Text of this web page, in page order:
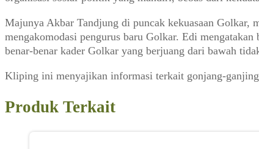
Majunya Akbar Tandjung di puncak kekuasaan
mengakomodasi pengurus baru Golkar. Edi
benar-benar kader Golkar yang berjuang dari bawah
Kliping ini menyajikan informasi terkait gonjang-
Produk Terkait